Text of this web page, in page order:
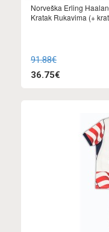
Norveška Erling
Kratak Rukavima (+
91.88€
36.75€